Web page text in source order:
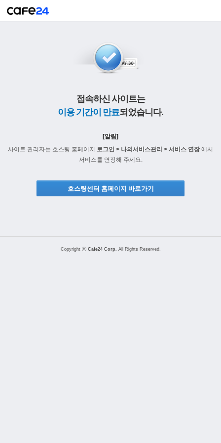
접속하신 사이트는
이용 기간이 만료되었습니다.
[알림]
사이트 관리자는 호스팅 홈페이지 로그인 > 나의서비스관리 > 서비스 연장에서
서비스를 연장해 주세요.
호스팅센터 홈페이지 바로가기
Copyright ⓒ Cafe24 Corp. All Rights Reserved.